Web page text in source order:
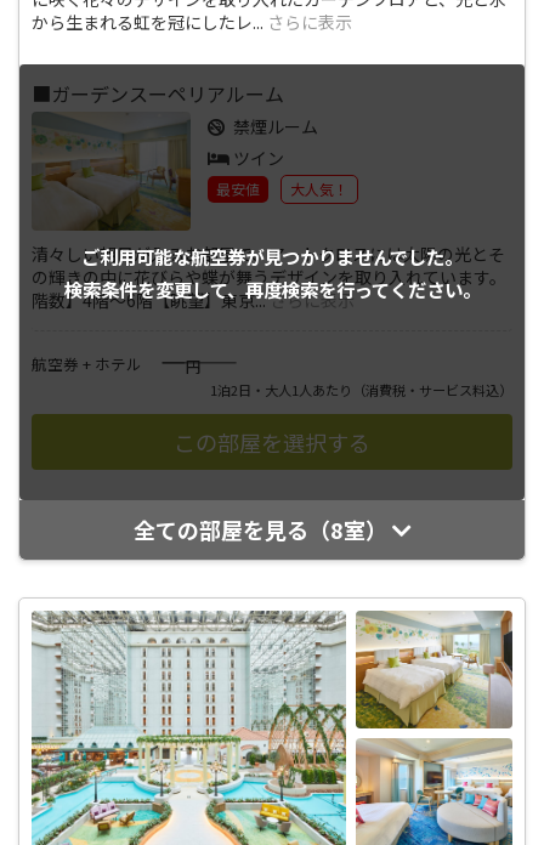
から生まれる虹を冠にしたレ... さらに表示
ご利用可能な航空券が見つかりませんでした。
検索条件を変更して、再度検索を行ってください。
■ガーデンスーペリアルーム
禁煙ルーム
ツイン
最安値 大人気！
清々しい朝日が入るお部屋で、アートクロスには太陽の光とそ
の輝きの中に花びらや蝶が舞うデザインを取り入れています。
階数】4階～6階【眺望】東京...さらに表示
航空券 + ホテル ――――円
1泊2日・大人1人あたり （消費税・サービス料込）
全ての部屋を見る（8室）